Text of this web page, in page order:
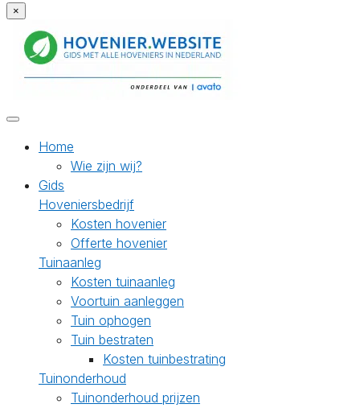
×
Home
Wie zijn wij?
Gids
Hoveniersbedrijf
Kosten hovenier
Offerte hovenier
Tuinaanleg
Kosten tuinaanleg
Voortuin aanleggen
Tuin ophogen
Tuin bestraten
Kosten tuinbestrating
Tuinonderhoud
Tuinonderhoud prijzen